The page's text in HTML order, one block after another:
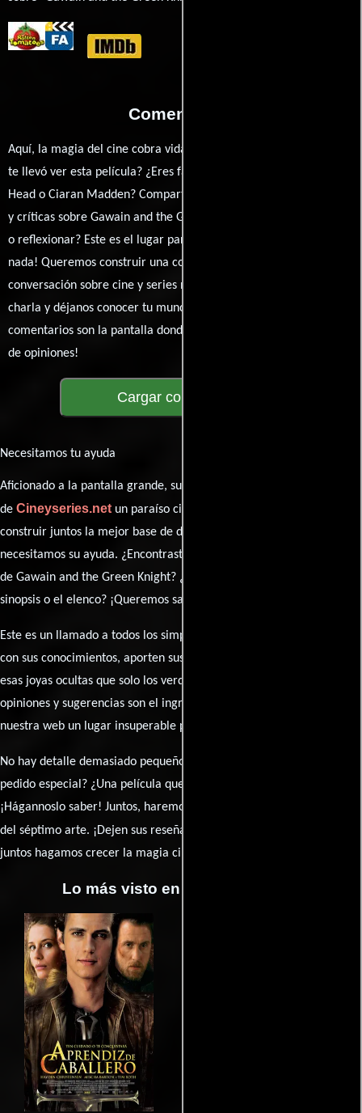
Comentarios
Aquí, la magia del cine cobra vida a través de tus opiniones. ¿Qué
te llevó ver esta película? ¿Eres fan de Stephen Weeks, Murray
Head o Ciaran Madden? Comparte tus pensamientos, emociones
y críticas sobre Gawain and the Green Knight. ¿Te hizo reír, llorar
o reflexionar? Este es el lugar para expresarlo. ¡No te guardes
nada! Queremos construir una comunidad apasionada donde la
conversación sobre cine y series nunca se detenga. Únete a la
charla y déjanos conocer tu mundo cinematográfico. ¡Los
comentarios son la pantalla donde se proyecta nuestra diversidad
de opiniones!
Cargar comentarios
Necesitamos tu ayuda
Aficionado a la pantalla grande, su participación es clave para hacer
de Cineyseries.netun paraíso cinéfilo completo. Queremos
construir juntos la mejor base de datos cinematográfica, pero
necesitamos su ayuda. ¿Encontraste algún dato faltante en la ficha
de Gawain and the Green Knight? ¿Detectaste algún error en la
sinopsis o el elenco? ¡Queremos saberlo todo!
Este es un llamado a todos los simpatizantes del cine: contribuyan
con sus conocimientos, aporten sus descubrimientos y compartan
esas joyas ocultas que solo los verdaderos fanáticos conocen. Sus
opiniones y sugerencias son el ingrediente secreto que hará de
nuestra web un lugar insuperable para los amantes del celuloide.
No hay detalle demasiado pequeño ni opinión insignificante. ¿Algún
pedido especial? ¿Una película que sueñas con ver reseñada?
¡Hágannoslo saber! Juntos, haremos de esta comunidad el epicentro
del séptimo arte. ¡Dejen sus reseña en la
juntos hagamos crecer la magia cinematográfica!
Lo más visto en Cineyseries.net